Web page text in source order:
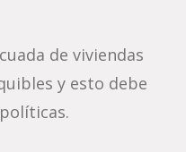
de viviendas
y esto debe